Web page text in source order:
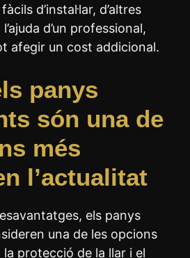
d’instal·lar, d’altres
d’un professional,
afegir un cost addicional.
panys
són una de
més
l’actualitat
els panys
una de les opcions
la protecció de la llar i el